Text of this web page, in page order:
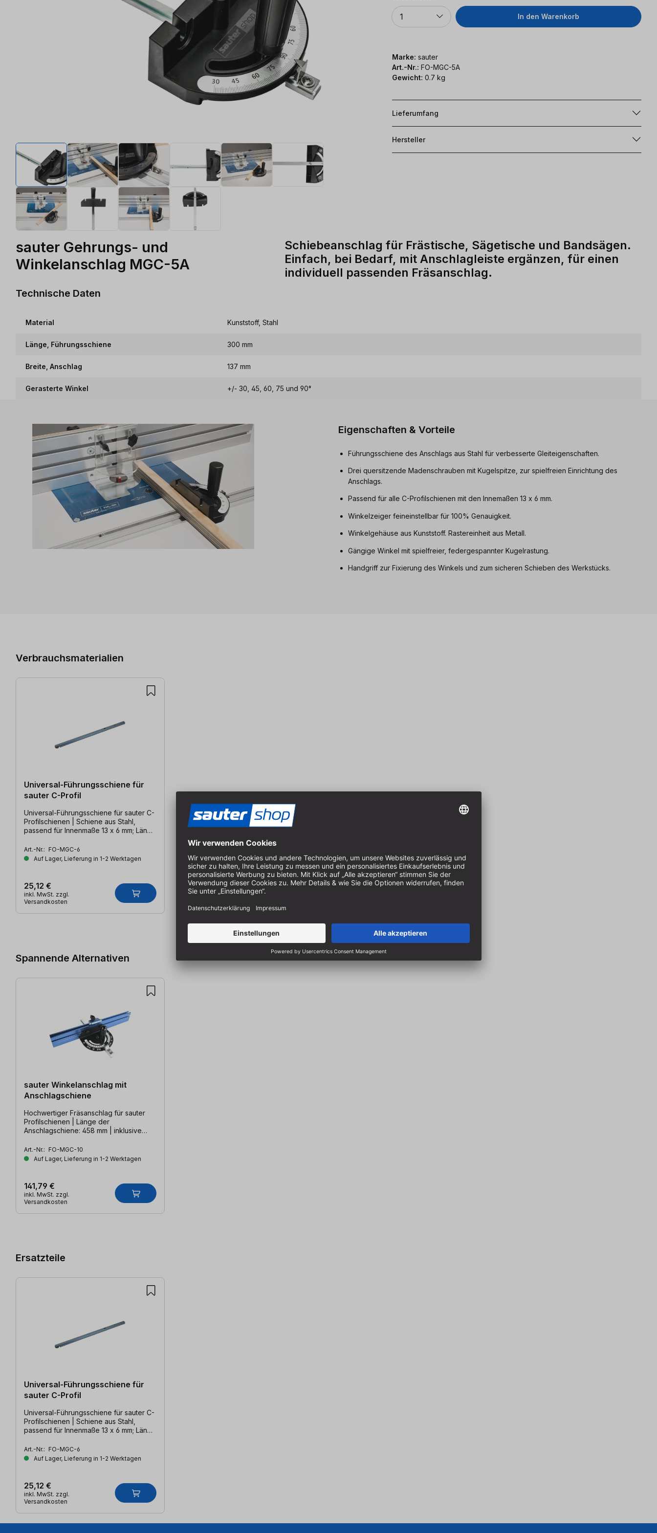
Anzahl
1 In den Warenkorb
Marke: sauter
Art.-Nr.: FO-MGC-5A
Gewicht: 0.7 kg
Lieferumfang
Hersteller
sauter Gehrungs- und
Winkelanschlag MGC-5A
Schiebeanschlag für Frästische, Sägetische und Bandsägen.
Einfach, bei Bedarf, mit Anschlagleiste ergänzen, für einen
individuell passenden Fräsanschlag.
Technische Daten
Material Kunststoff, Stahl
Länge, Führungsschiene 300 mm
Breite, Anschlag 137 mm
Gerasterte Winkel +/- 30, 45, 60, 75 und 90°
Eigenschaften & Vorteile
Führungsschiene des Anschlags aus Stahl für verbesserte Gleiteigenschaften.
Drei quersitzende Madenschrauben mit Kugelspitze, zur spielfreien Einrichtung des
Anschlags.
Passend für alle C-Profilschienen mit den Innemaßen 13 x 6 mm.
Winkelzeiger feineinstellbar für 100% Genauigkeit.
Winkelgehäuse aus Kunststoff. Rastereinheit aus Metall.
Gängige Winkel mit spielfreier, federgespannter Kugelrastung.
Handgriff zur Fixierung des Winkels und zum sicheren Schieben des Werkstücks.
Verbrauchsmaterialien
Universal-Führungsschiene für
sauter C-Profil
Universal-Führungsschiene für sauter C-
Profilschienen | Schiene aus Stahl,
passend für Innenmaße 13 x 6 mm; Länge
Art.-Nr.: FO-MGC-6
Auf Lager, Lieferung in 1-2 Werktagen
25,12 €
inkl. MwSt. zzgl.
Versandkosten
Spannende Alternativen
sauter Winkelanschlag mit
Anschlagschiene
Hochwertiger Fräsanschlag für sauter
Profilschienen | Länge der
Anschlagschiene: 458 mm | inklusive
Art.-Nr.: FO-MGC-10
Auf Lager, Lieferung in 1-2 Werktagen
141,79 €
inkl. MwSt. zzgl.
Versandkosten
Ersatzteile
Universal-Führungsschiene für
sauter C-Profil
Universal-Führungsschiene für sauter C-
Profilschienen | Schiene aus Stahl,
passend für Innenmaße 13 x 6 mm; Länge
Art.-Nr.: FO-MGC-6
Auf Lager, Lieferung in 1-2 Werktagen
25,12 €
inkl. MwSt. zzgl.
Versandkosten